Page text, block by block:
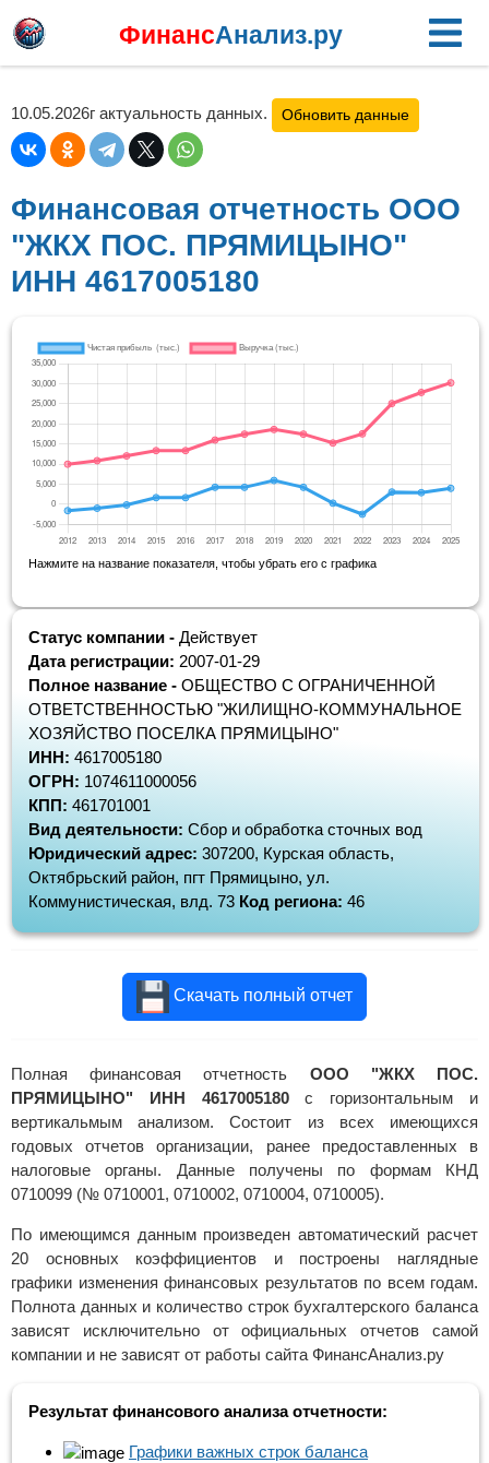
ФинансАнализ.ру
10.05.2026г актуальность данных. Обновить данные
Финансовая отчетность ООО
"ЖКХ ПОС. ПРЯМИЦЫНО"
ИНН 4617005180
Нажмите на название показателя, чтобы убрать его с графика
Статус компании - Действует
Дата регистрации: 2007-01-29
Полное название - ОБЩЕСТВО С ОГРАНИЧЕННОЙ
ОТВЕТСТВЕННОСТЬЮ "ЖИЛИЩНО-КОММУНАЛЬНОЕ
ХОЗЯЙСТВО ПОСЕЛКА ПРЯМИЦЫНО"
ИНН: 4617005180
ОГРН: 1074611000056
КПП: 461701001
Вид деятельности: Сбор и обработка сточных вод
Юридический адрес: 307200, Курская область,
Октябрьский район, пгт Прямицыно, ул.
Коммунистическая, влд. 73 Код региона: 46
Скачать полный отчет
Полная финансовая отчетность ООО "ЖКХ ПОС.
ПРЯМИЦЫНО" ИНН 4617005180с горизонтальным и
вертикальмым анализом. Состоит из всех имеющихся
годовых отчетов организации, ранее предоставленных в
налоговые органы. Данные получены по формам КНД
0710099 (№ 0710001, 0710002, 0710004, 0710005).
По имеющимся данным произведен автоматический расчет
20 основных коэффициентов и построены наглядные
графики изменения финансовых результатов по всем годам.
Полнота данных и количество строк бухгалтерского баланса
зависят исключительно от официальных отчетов самой
компании и не зависят от работы сайта ФинансАнализ.ру
Результат финансового анализа отчетности:
Графики важных строк баланса